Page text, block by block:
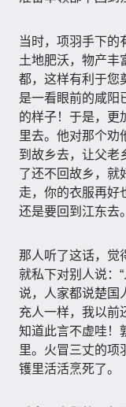
当时，项羽手下的
土地肥沃，物产丰
都，这样有利于您
是一看眼前的咸阳
的样子！于是，更
里去。他对那个劝
到故乡去，让父老
了还不回故乡，就
走，你的衣服再好
还是要回到江东去
那人听了这话，觉
就私下对别人说：
说，人家都说楚国
充人一样，我以前
知道此言不虚哇！
里。火冒三丈的项
镬里活活烹死了。